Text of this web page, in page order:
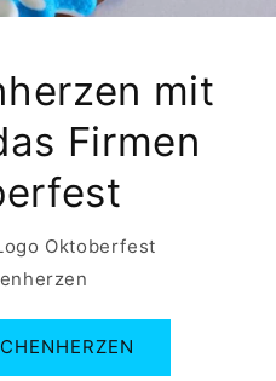
mit
Firmen
Oktoberfest